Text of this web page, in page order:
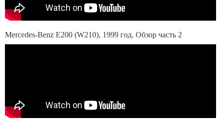
Mercedes-Benz E200 (W210), 1999 год. Обзор часть 2